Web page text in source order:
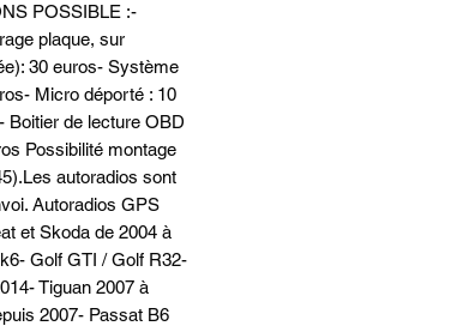
POSSIBLE :-
plaque, sur
30 euros- Système
Micro déporté : 10
Boitier de lecture OBD
Possibilité montage
autoradios sont
Autoradios GPS
et Skoda de 2004 à
Golf GTI / Golf R32-
Tiguan 2007 à
2007- Passat B6